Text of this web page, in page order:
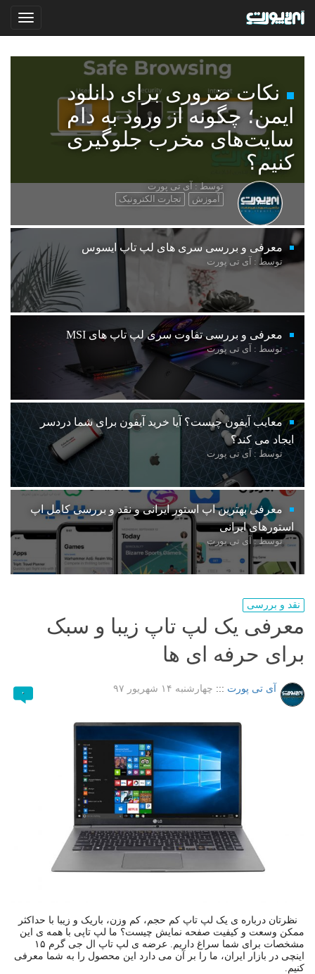
نکات ضروری برای دانلود
ایمن؛ چگونه از ورود به دام
سایت‌های مخرب جلوگیری
کنیم؟
توسط : آی تی پورت
آموزش
تجارت الکترونیک
معرفی و بررسی سری های لپ تاپ ایسوس
توسط : آی تی پورت
معرفی و بررسی تفاوت سری لپ تاپ های MSI
توسط : آی تی پورت
معایب آیفون چیست؟ آیا خرید آیفون برای شما دردسر
ایجاد می کند؟
توسط : آی تی پورت
معرفی بهترین اپ استور ایرانی و نقد و بررسی کامل اپ
استورهای ایرانی
توسط : آی تی پورت
نقد و بررسی
معرفی یک لپ تاپ زیبا و سبک
برای حرفه ای ها
آی تی پورت ::: چهارشنبه ۱۴ شهریور ۹۷ ۰
نظرتان درباره ی یک لپ تاپ کم حجم، کم وزن، باریک و زیبا با حداکثر
ممکن وسعت و کیفیت صفحه نمایش چیست؟ ما لپ تاپی با همه ی این
مشخصات برای شما سراغ داریم. عرضه ی لپ تاپ ال جی گرم ۱۵
اینچی در بازار ایران، ما را بر آن می دارد این محصول را به شما معرفی
کنیم.